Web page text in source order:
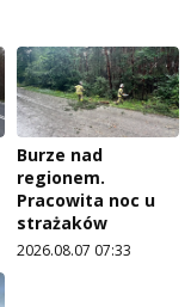
Burze nad
regionem.
Pracowita noc u
strażaków
2026.08.07 07:33